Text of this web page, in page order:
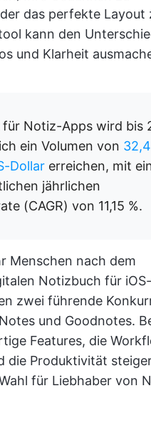
das perfekte Layout
kann den
und Klarheit
für Notiz-Apps wird bis
ein Volumen von 32,4
Dollar erreichen, mit
jährlichen
(CAGR) von 11,15 %.
Menschen nach dem
Notizbuch für
zwei führende
und Goodnotes.
Features, die
die Produktivität
für Liebhaber von